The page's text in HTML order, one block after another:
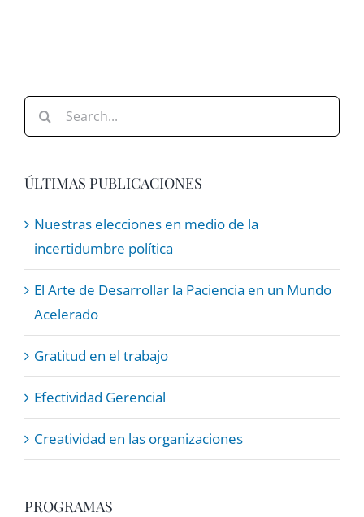
Search
for:
ÚLTIMAS PUBLICACIONES
Nuestras elecciones en medio de la
incertidumbre política
El Arte de Desarrollar la Paciencia en un Mundo
Acelerado
Gratitud en el trabajo
Efectividad Gerencial
Creatividad en las organizaciones
PROGRAMAS